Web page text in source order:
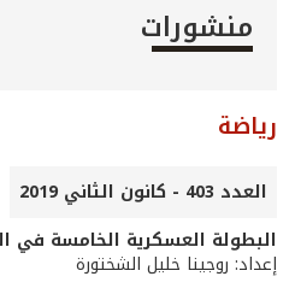
منشورات
رياضة
العدد 403 - كانون الثاني 2019
البطولة العسكرية الخامسة في
إعداد: روجينا خليل الشختورة